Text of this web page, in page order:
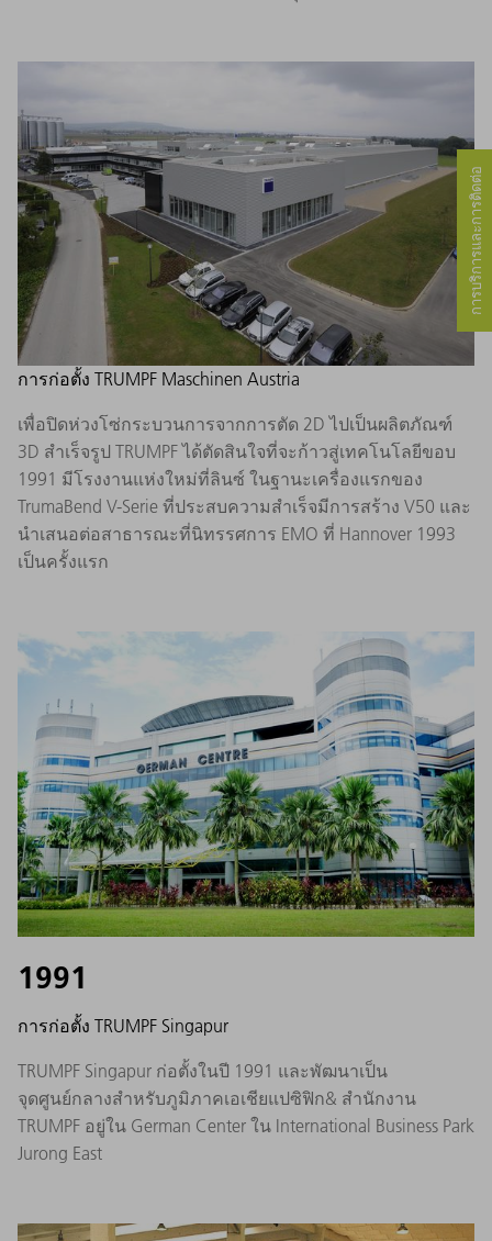
การก่อตั้ง TRUMPF Maschinen Austria
เพื่อปิดห่วงโซ่กระบวนการจากการตัด 2D ไปเป็นผลิตภัณฑ์
3D สำเร็จรูป TRUMPF ได้ตัดสินใจที่จะก้าวสู่เทคโนโลยีขอบ
1991 มีโรงงานแห่งใหม่ที่ลินซ์ ในฐานะเครื่องแรกของ
TrumaBend V-Serie ที่ประสบความสำเร็จมีการสร้าง V50 และ
นำเสนอต่อสาธารณะที่นิทรรศการ EMO ที่ Hannover 1993
เป็นครั้งแรก
1991
การก่อตั้ง TRUMPF Singapur
TRUMPF Singapur ก่อตั้งในปี 1991 และพัฒนาเป็น
จุดศูนย์กลางสำหรับภูมิภาคเอเชียแปซิฟิก& สำนักงาน
TRUMPF อยู่ใน German Center ใน International Business Park
Jurong East
การบริการและการติดต่อ